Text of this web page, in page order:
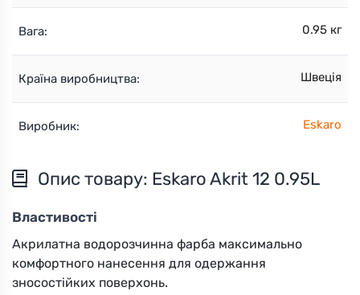
Вага: 0.95 кг
Країна виробництва: Швеція
Виробник: Eskaro
Опис товару: Eskaro Akrit 12 0.95L
Властивості
Акрилатна водорозчинна фарба максимально
комфортного нанесення для одержання
зносостійких поверхонь.